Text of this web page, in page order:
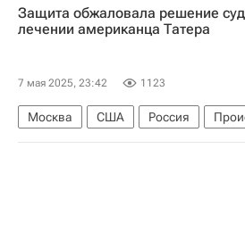
Алексей Кравченко (актер)
В мире
Защита обжаловала решение
лечении американца Татера
7 мая 2025, 23:42 1123
Москва США Россия